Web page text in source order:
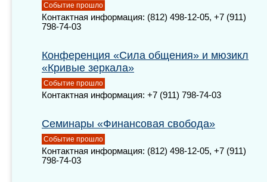
Событие прошло
Контактная информация: (812) 498-12-05, +7 (911)
798-74-03
Конференция «Сила общения» и мюзикл
«Кривые зеркала»
Событие прошло
Контактная информация: +7 (911) 798-74-03
Семинары «Финансовая свобода»
Событие прошло
Контактная информация: (812) 498-12-05, +7 (911)
798-74-03